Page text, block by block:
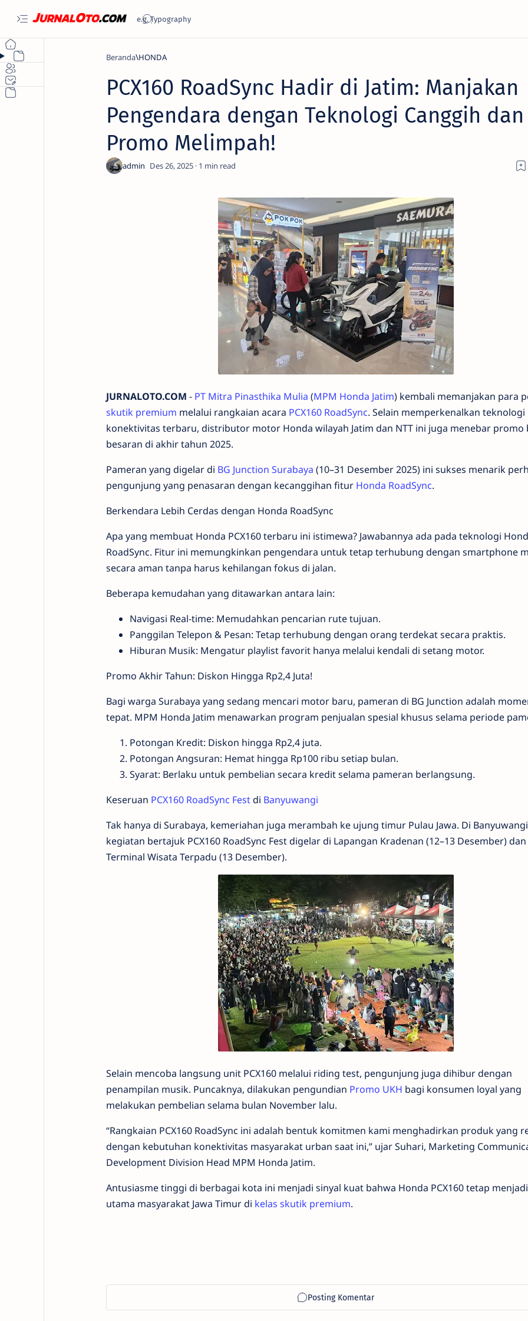
Beranda HONDA
PCX160 RoadSync Hadir di Jatim: Manjakan
Pengendara dengan Teknologi Canggih dan
Promo Melimpah!
1
JURNALOTO.COM - PT Mitra Pinasthika Mulia (MPM Honda Jatim) kembali memanjakan para
skutik premium melalui rangkaian acara PCX160 RoadSync. Selain memperkenalkan teknologi
konektivitas terbaru, distributor motor Honda wilayah Jatim dan NTT ini juga menebar promo
besaran di akhir tahun 2025.
Pameran yang digelar di BG Junction Surabaya (10–31 Desember 2025) ini sukses menarik
pengunjung yang penasaran dengan kecanggihan fitur Honda RoadSync.
Berkendara Lebih Cerdas dengan Honda RoadSync
Apa yang membuat Honda PCX160 terbaru ini istimewa? Jawabannya ada pada teknologi
RoadSync. Fitur ini memungkinkan pengendara untuk tetap terhubung dengan smartphone
secara aman tanpa harus kehilangan fokus di jalan.
Beberapa kemudahan yang ditawarkan antara lain:
Navigasi Real-time: Memudahkan pencarian rute tujuan.
Panggilan Telepon & Pesan: Tetap terhubung dengan orang terdekat secara praktis.
Hiburan Musik: Mengatur playlist favorit hanya melalui kendali di setang motor.
Promo Akhir Tahun: Diskon Hingga Rp2,4 Juta!
Bagi warga Surabaya yang sedang mencari motor baru, pameran di BG Junction adalah
tepat. MPM Honda Jatim menawarkan program penjualan spesial khusus selama periode
Potongan Kredit: Diskon hingga Rp2,4 juta.
Potongan Angsuran: Hemat hingga Rp100 ribu setiap bulan.
Syarat: Berlaku untuk pembelian secara kredit selama pameran berlangsung.
Keseruan PCX160 RoadSync Festdi Banyuwangi
Tak hanya di Surabaya, kemeriahan juga merambah ke ujung timur Pulau Jawa. Di
kegiatan bertajuk PCX160 RoadSync Fest digelar di Lapangan Kradenan (12–13 Desember) dan
Terminal Wisata Terpadu (13 Desember).
Selain mencoba langsung unit PCX160 melalui riding test, pengunjung juga dihibur dengan
penampilan musik. Puncaknya, dilakukan pengundian Promo UKH bagi konsumen loyal yang
melakukan pembelian selama bulan November lalu.
“Rangkaian PCX160 RoadSync ini adalah bentuk komitmen kami menghadirkan produk yang
dengan kebutuhan konektivitas masyarakat urban saat ini,” ujar Suhari, Marketing
Development Division Head MPM Honda Jatim.
Antusiasme tinggi di berbagai kota ini menjadi sinyal kuat bahwa Honda PCX160 tetap
utama masyarakat Jawa Timur di kelas skutik premium.